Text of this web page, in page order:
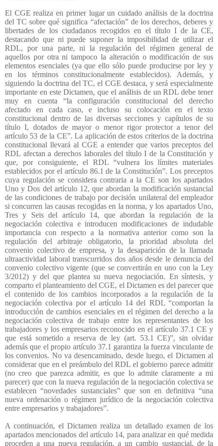
El CGE realiza en primer lugar un cuidado análisis de la doctrina
del TC sobre qué significa “afectación” de los derechos, deberes y
libertades de los ciudadanos recogidos en el título I de la CE,
destacando que ni puede suponer la imposibilidad de utilizar el
RDL, por una parte, ni la regulación del régimen general de
aquellos por otra ni tampoco la alteración o modificación de sus
elementos esenciales (ya que ello sólo puede producirse por ley y
en los términos constitucionalmente establecidos). Además, y
siguiendo la doctrina del TC, el CGE destaca, y será especialmente
importante en este Dictamen, que el análisis de un RDL debe tener
muy en cuenta “la configuración constitucional del derecho
afectado en cada caso, e incluso su colocación en el texto
constitucional dentro de las diversas secciones y capítulos de su
título I, dotados de mayor o menor rigor protector a tenor del
artículo 53 de la CE”. La aplicación de estos criterios de la doctrina
constitucional llevará al CGE a entender que varios preceptos del
RDL afectan a derechos laborales del título I de la Constitución y
que, por consiguiente, el RDL “vulnera los límites materiales
establecidos por el artículo 86.1 de la Constitución”. Los preceptos
cuya regulación se considera contraria a la CE son los apartados
Uno y Dos del artículo 12, que abordan la modificación sustancial
de las condiciones de trabajo por decisión unilateral del empleador
si concurren las causas recogidas en la norma, y los apartados Uno,
Tres y Seis del artículo 14, que abordan la regulación de la
negociación colectiva e introducen modificaciones de indudable
importancia con respecto a la normativa anterior como son la
regulación del arbitraje obligatorio, la prioridad absoluta del
convenio colectivo de empresa, y la desaparición de la llamada
ultraactividad laboral transcurridos dos años desde le denuncia del
convenio colectivo vigente (que se convertirán en uno con la Ley
3/2012) y del que plantea su nueva negociación. En síntesis, y
comparto el planteamiento del CGE, el Dictamen es del parecer que
el contenido de los cambios incorporados a la regulación de la
negociación colectiva por el artículo 14 del RDL “comportan la
introducción de cambios esenciales en el régimen del derecho a la
negociación colectiva de trabajo entre los representantes de los
trabajadores y los empresarios reconocido en el artículo 37.1 CE y
que está sometido a reserva de ley (art. 53.1 CE)”, sin olvidar
además que el propio artículo 37.1 garantiza la fuerza vinculante de
los convenios. No va desencaminado, desde luego, el Dictamen al
considerar que en el preámbulo del RDL el gobierno parece admitir
(no creo que parezca admitir, es que lo admite claramente a mi
parecer) que con la nueva regulación de la negociación colectiva se
establecen “novedades sustanciales” que son en definitiva “una
nueva ordenación o régimen jurídico de la negociación colectiva
entre empresarios y trabajadores”.
A continuación, el Dictamen realiza un detallado examen de los
apartados mencionados del artículo 14, para analizar en qué medida
proceden a una nueva regulación, a un cambio sustancial, de la